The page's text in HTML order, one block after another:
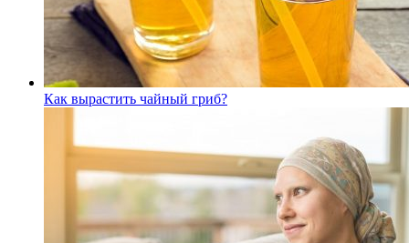
Как вырастить чайный гриб?